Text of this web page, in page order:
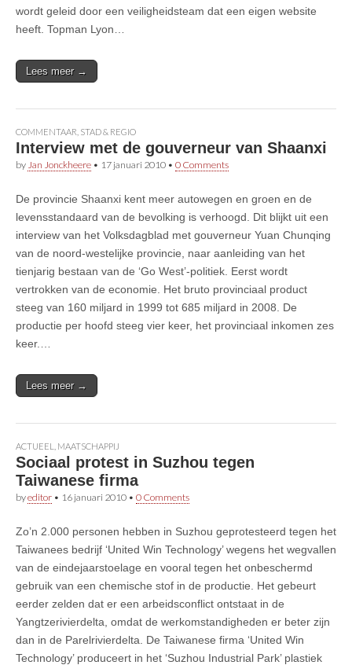
wordt geleid door een veiligheidsteam dat een eigen website
heeft. Topman Lyon…
Lees meer →
COMMENTAAR STAD & REGIO
Interview met de gouverneur van Shaanxi
by Jan Jonckheere • 17 januari 2010 • 0 Comments
De provincie Shaanxi kent meer autowegen en groen en de
levensstandaard van de bevolking is verhoogd. Dit blijkt uit een
interview van het Volksdagblad met gouverneur Yuan Chunqing
van de noord-westelijke provincie, naar aanleiding van het
tienjarig bestaan van de ‘Go West’-politiek. Eerst wordt
vertrokken van de economie. Het bruto provinciaal product
steeg van 160 miljard in 1999 tot 685 miljard in 2008. De
productie per hoofd steeg vier keer, het provinciaal inkomen zes
keer.…
Lees meer →
ACTUEEL MAATSCHAPPIJ
Sociaal protest in Suzhou tegen
Taiwanese firma
byeditor • 16 januari 2010 • 0 Comments
Zo’n 2.000 personen hebben in Suzhou geprotesteerd tegen het
Taiwanees bedrijf ‘United Win Technology’ wegens het wegvallen
van de eindejaarstoelage en vooral tegen het onbeschermd
gebruik van een chemische stof in de productie. Het gebeurt
eerder zelden dat er een arbeidsconflict ontstaat in de
Yangtzerivierdelta, omdat de werkomstandigheden er beter zijn
dan in de Parelrivierdelta. De Taiwanese firma ‘United Win
Technology’ produceert in het ‘Suzhou Industrial Park’ plastiek